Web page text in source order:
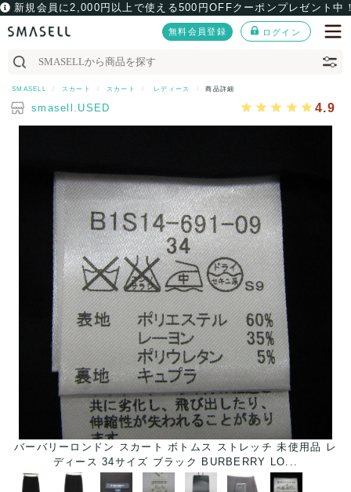
新規会員に2,000円以上で使える500円OFFクーポンプレゼント中
無料会員登録 ログイン
SMASELL スカート スカート レディース 商品詳細
smasell.USED 4.9
バーバリーロンドン スカート ボトムス ストレッチ 未使用品 レ
ディース 34サイズ ブラック BURBERRY LO...